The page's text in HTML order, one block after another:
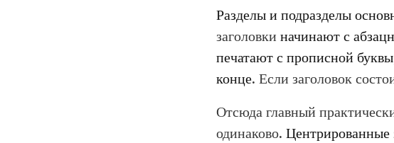
Разделы и подразделы
заголовки начинают с
печатают с прописной
конце. Если заголовок
Отсюда главный
одинаково.